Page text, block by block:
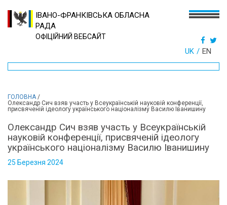
ІВАНО-ФРАНКІВСЬКА ОБЛАСНА
РАДА
ОФІЦІЙНИЙ ВЕБСАЙТ
UK EN
ГОЛОВНА/
Олександр Сич взяв участь у Всеукраїнській науковій конференції,
присвяченій ідеологу українського націоналізму Василю Іванишину
Олександр Сич взяв участь у Всеукраїнській
науковій конференції, присвяченій ідеологу
українського націоналізму Василю Іванишину
25 Березня 2024